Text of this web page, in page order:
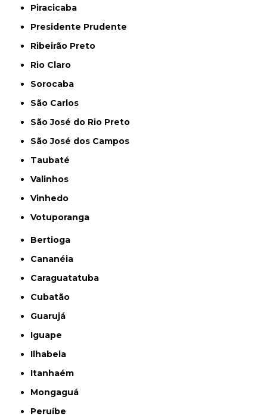
Piracicaba
Presidente Prudente
Ribeirão Preto
Rio Claro
Sorocaba
São Carlos
São José do Rio Preto
São José dos Campos
Taubaté
Valinhos
Vinhedo
Votuporanga
Bertioga
Cananéia
Caraguatatuba
Cubatão
Guarujá
Iguape
Ilhabela
Itanhaém
Mongaguá
Peruíbe